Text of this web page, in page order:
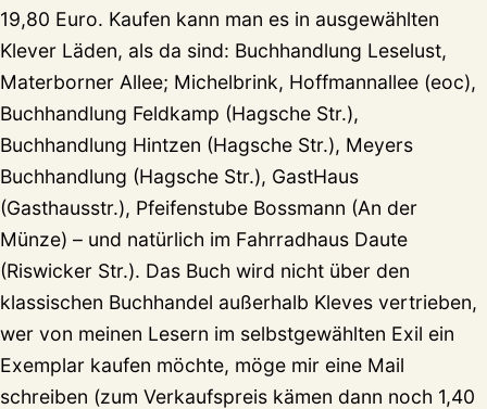
19,80 Euro. Kaufen kann man es in ausgewählten
Klever Läden, als da sind: Buchhandlung Leselust,
Materborner Allee; Michelbrink, Hoffmannallee (eoc),
Buchhandlung Feldkamp (Hagsche Str.),
Buchhandlung Hintzen (Hagsche Str.), Meyers
Buchhandlung (Hagsche Str.), GastHaus
(Gasthausstr.), Pfeifenstube Bossmann (An der
Münze) – und natürlich im Fahrradhaus Daute
(Riswicker Str.). Das Buch wird nicht über den
klassischen Buchhandel außerhalb Kleves vertrieben,
wer von meinen Lesern im selbstgewählten Exil ein
Exemplar kaufen möchte, möge mir eine Mail
schreiben (zum Verkaufspreis kämen dann noch 1,40